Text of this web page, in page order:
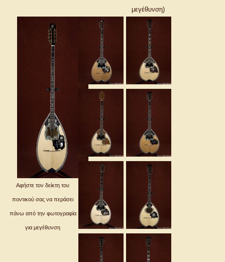
μεγέθυνση)
Αφήστε τον δείκτη του
ποντικού σας να περάσει
πάνω από την φωτογραφία
για μεγέθυνση